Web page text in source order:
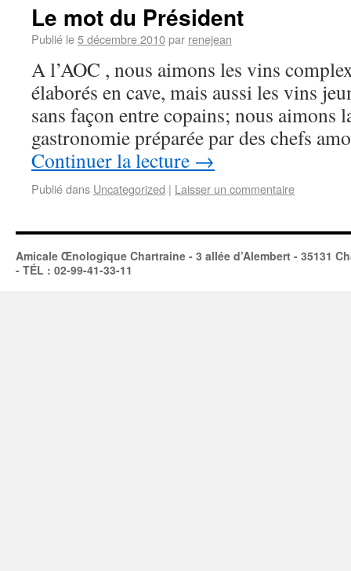
Le mot du Président
Publié le5 décembre 2010par renejean
A l’AOC , nous aimons les vins
élaborés en cave, mais aussi les vins
sans façon entre copains; nous aimons
gastronomie préparée par des chefs
Continuer la lecture →
Publié dans Uncategorized | Laisser un commentaire
Amicale Œnologique Chartraine - 3 allée d’Alembert - 35131
- TÉL : 02-99-41-33-11